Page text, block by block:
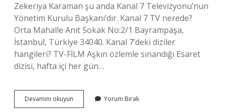
Zekeriya Karaman şu anda Kanal 7 Televizyonu’nun
Yönetim Kurulu Başkanı’dır. Kanal 7 TV nerede?
Orta Mahalle Anıt Sokak No:2/1 Bayrampaşa,
İstanbul, Türkiye 34040. Kanal 7’deki diziler
hangileri? TV-FİLM Aşkın özlemle sınandığı Esaret
dizisi, hafta içi her gün…
Devamını okuyun
7
Yorum Bırak